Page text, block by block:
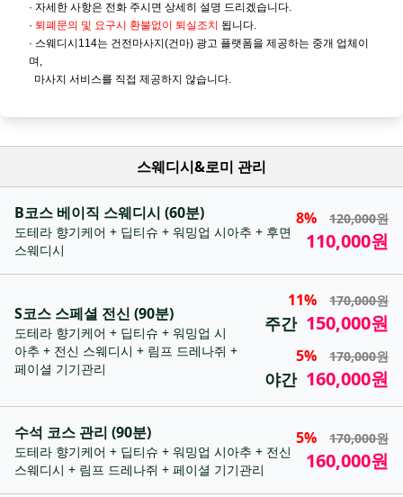
· 자세한 사항은 전화 주시면 상세히 설명 드리겠습니다.
· 퇴폐문의 및 요구시 환불없이 퇴실조치 됩니다.
· 스웨디시114는 건전마사지(건마) 광고 플랫폼을 제공하는 중개 업체이
며,
마사지 서비스를 직접 제공하지 않습니다.
스웨디시&로미 관리
B코스 베이직 스웨디시 (60분)
도테라 향기케어 + 딥티슈 + 워밍업 시아추 + 후면
스웨디시
8% 120,000원
110,000원
S코스 스페셜 전신 (90분)
도테라 향기케어 + 딥티슈 + 워밍업 시
아추 + 전신 스웨디시 + 림프 드레나쥐 +
페이셜 기기관리
11% 170,000원
주간 150,000원
5% 170,000원
야간 160,000원
수석 코스 관리 (90분)
도테라 향기케어 + 딥티슈 + 워밍업 시아추 + 전신
스웨디시 + 림프 드레나쥐 + 페이셜 기기관리
5% 170,000원
160,000원